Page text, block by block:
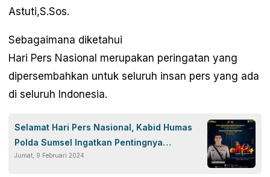
Astuti,S.Sos.
Sebagaimana diketahui
Hari Pers Nasional merupakan peringatan yang
dipersembahkan untuk seluruh insan pers yang ada
di seluruh Indonesia.
Selamat Hari Pers Nasional, Kabid Humas
Polda Sumsel Ingatkan Pentingnya
Pemberitaan Bertanggung Jawab
Jumat, 9 Februari 2024